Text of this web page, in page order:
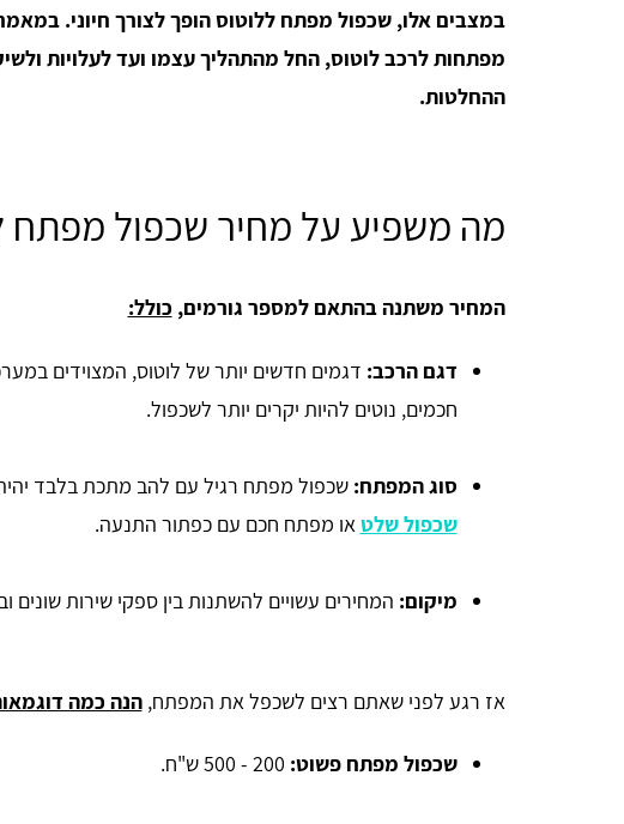
במצבים אלו, שכפול מפתח ללוטוס הופך לצורך חיוני.
מפתחות לרכב לוטוס, החל מהתהליך עצמו ועד לעלויות
ההחלטות.
מה משפיע על מחיר שכפול מפתח
המחיר משתנה בהתאם למספר גורמים, כולל:
דגם הרכב: דגמים חדשים יותר של לוטוס, המצוידים
חכמים, נוטים להיות יקרים יותר לשכפול.
סוג המפתח: שכפול מפתח רגיל עם להב מתכת בלבד
שכפול שלטאו מפתח חכם עם כפתור התנעה.
מיקום: המחירים עשויים להשתנות בין ספקי שירות שונים
אז רגע לפני שאתם רצים לשכפל את המפתח,הנה כמה
שכפול מפתח פשוט: 200 - 500 ש"ח.
אתר
זכי ודובץ
אתר מדהים ומועיל תודה.